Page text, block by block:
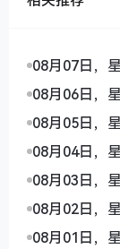
08月07日，
08月06日，
08月05日，
08月04日，
08月03日，
08月02日，
08月01日，